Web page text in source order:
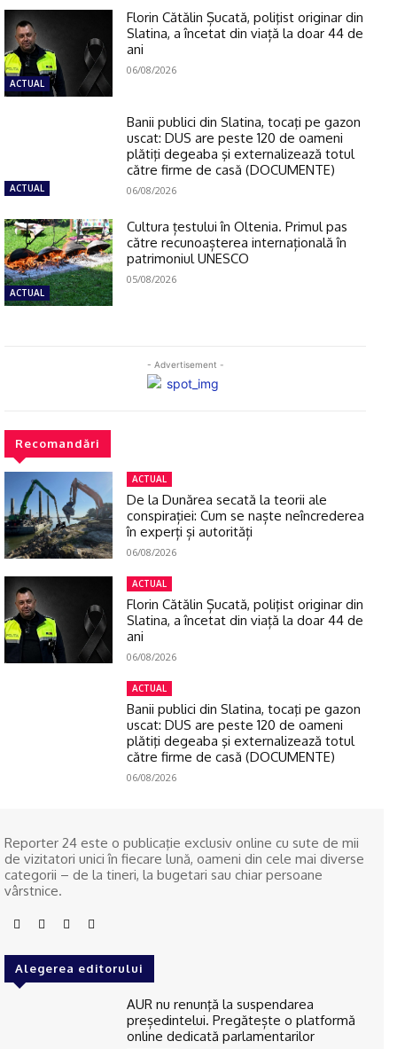
ACTUAL
Florin Cătălin Șucată, poliţist originar din
Slatina, a încetat din viață la doar 44 de
ani
06/08/2026
ACTUAL
Banii publici din Slatina, tocaţi pe gazon
uscat: DUS are peste 120 de oameni
plătiţi degeaba şi externalizează totul
către firme de casă (DOCUMENTE)
06/08/2026
ACTUAL
Cultura țestului în Oltenia. Primul pas
către recunoașterea internațională în
patrimoniul UNESCO
05/08/2026
- Advertisement -
Recomandări
ACTUAL
De la Dunărea secată la teorii ale
conspirației: Cum se naște neîncrederea
în experți și autorități
06/08/2026
ACTUAL
Florin Cătălin Șucată, poliţist originar din
Slatina, a încetat din viață la doar 44 de
ani
06/08/2026
ACTUAL
Banii publici din Slatina, tocaţi pe gazon
uscat: DUS are peste 120 de oameni
plătiţi degeaba şi externalizează totul
către firme de casă (DOCUMENTE)
06/08/2026
Reporter 24 este o publicaţie exclusiv online cu sute de mii
de vizitatori unici în fiecare lună, oameni din cele mai diverse
categorii – de la tineri, la bugetari sau chiar persoane
vârstnice.
Alegerea editorului
AUR nu renunţă la suspendarea
președintelui. Pregătește o platformă
online dedicată parlamentarilor